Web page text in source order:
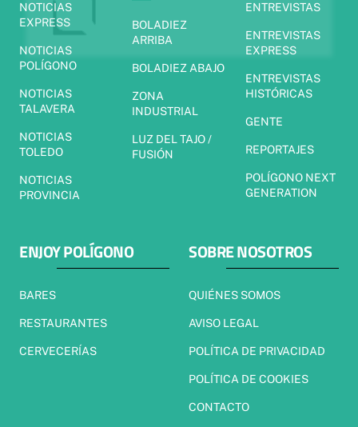
NOTICIAS
EXPRESS
NOTICIAS
POLÍGONO
NOTICIAS
TALAVERA
NOTICIAS
TOLEDO
NOTICIAS
PROVINCIA
BOLADIEZ
ARRIBA
BOLADIEZ ABAJO
ZONA
INDUSTRIAL
LUZ DEL TAJO /
FUSIÓN
ENTREVISTAS
ENTREVISTAS
EXPRESS
ENTREVISTAS
HISTÓRICAS
GENTE
REPORTAJES
POLÍGONO NEXT
GENERATION
ENJOY POLÍGONO
BARES
RESTAURANTES
CERVECERÍAS
SOBRE NOSOTROS
QUIÉNES SOMOS
AVISO LEGAL
POLÍTICA DE PRIVACIDAD
POLÍTICA DE COOKIES
CONTACTO